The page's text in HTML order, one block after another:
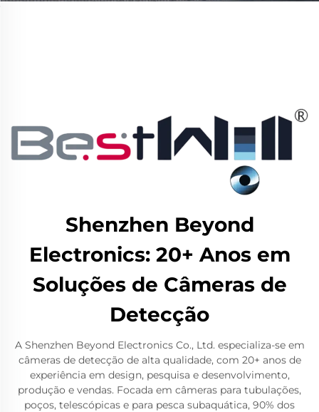
Shenzhen Beyond
Electronics: 20+ Anos em
Soluções de Câmeras de
Detecção
A Shenzhen Beyond Electronics Co., Ltd. especializa-se em
câmeras de detecção de alta qualidade, com 20+ anos de
experiência em design, pesquisa e desenvolvimento,
produção e vendas. Focada em câmeras para tubulações,
poços, telescópicas e para pesca subaquática, 90% dos